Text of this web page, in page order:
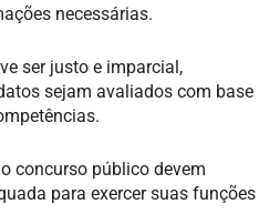
necessárias.
ser justo e imparcial,
sejam avaliados com base
público devem
para exercer suas funções